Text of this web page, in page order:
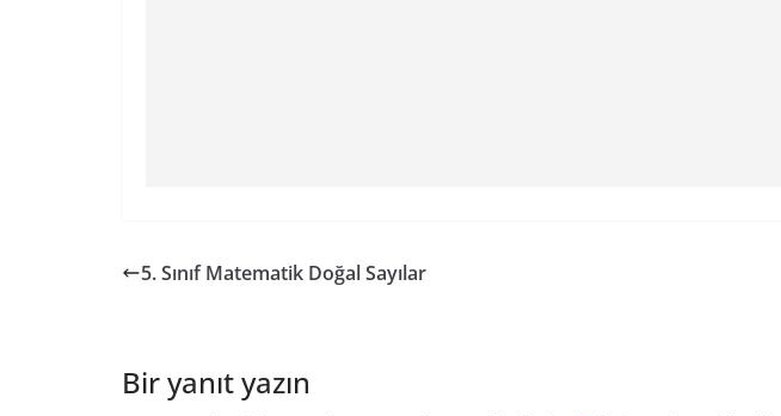
5. Sınıf Matematik Doğal Sayılar
Bir yanıt yazın